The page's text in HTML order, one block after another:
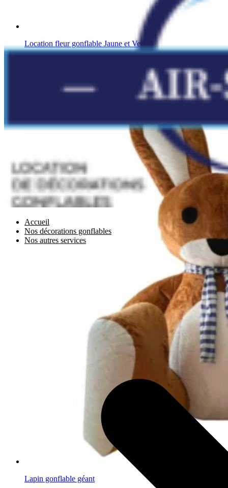
Location fleur gonflable Jaune et Verte
Lapin gonflable géant
Accueil
Nos décorations gonflables
Nos autres services